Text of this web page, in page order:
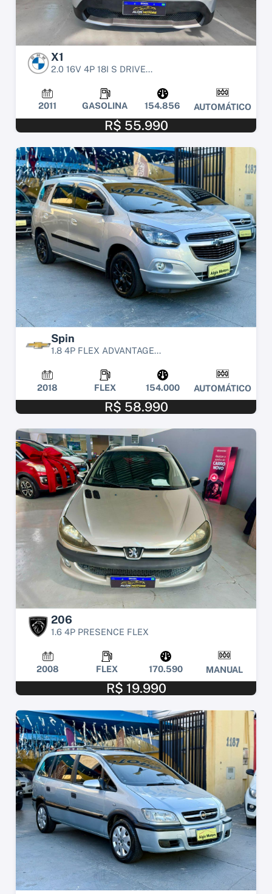
X1
2.0 16V 4P 18I S DRIVE...
2011 GASOLINA 154.856 AUTOMÁTICO
R$ 55.990
Spin
1.8 4P FLEX ADVANTAGE...
2018 FLEX 154.000 AUTOMÁTICO
R$ 58.990
206
1.6 4P PRESENCE FLEX
2008 FLEX 170.590 MANUAL
R$ 19.990